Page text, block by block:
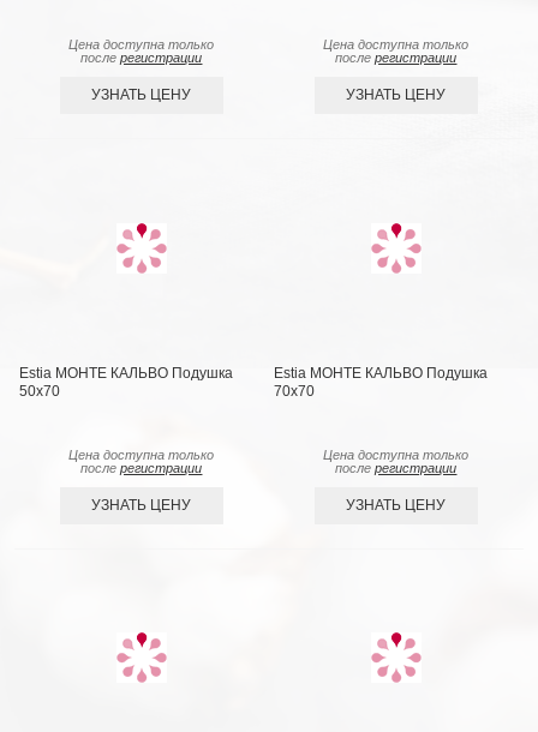
Цена доступна только
послерегистрации
УЗНАТЬ ЦЕНУ
Цена доступна только
послерегистрации
УЗНАТЬ ЦЕНУ
Estia МОНТЕ КАЛЬВО Подушка
50х70
Цена доступна только
послерегистрации
УЗНАТЬ ЦЕНУ
Estia МОНТЕ КАЛЬВО Подушка
70х70
Цена доступна только
послерегистрации
УЗНАТЬ ЦЕНУ